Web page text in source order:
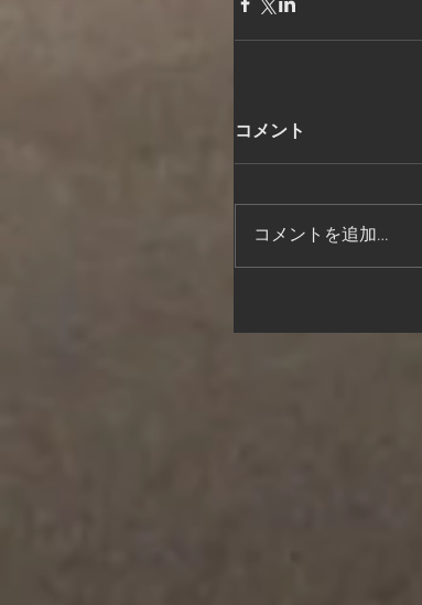
コメント
コメントを追加…